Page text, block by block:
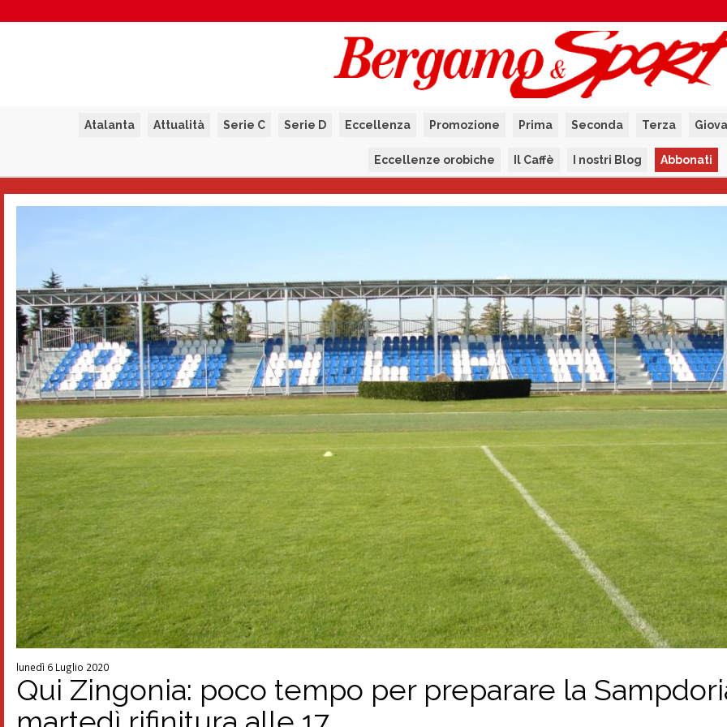
Atalanta Attualità Serie C Serie D Eccellenza Promozione Prima Seconda Terza
Eccellenze orobiche Il Caffè I nostri Blog Abbonati
lunedì 6 Luglio 2020
Qui Zingonia: poco tempo per preparare la